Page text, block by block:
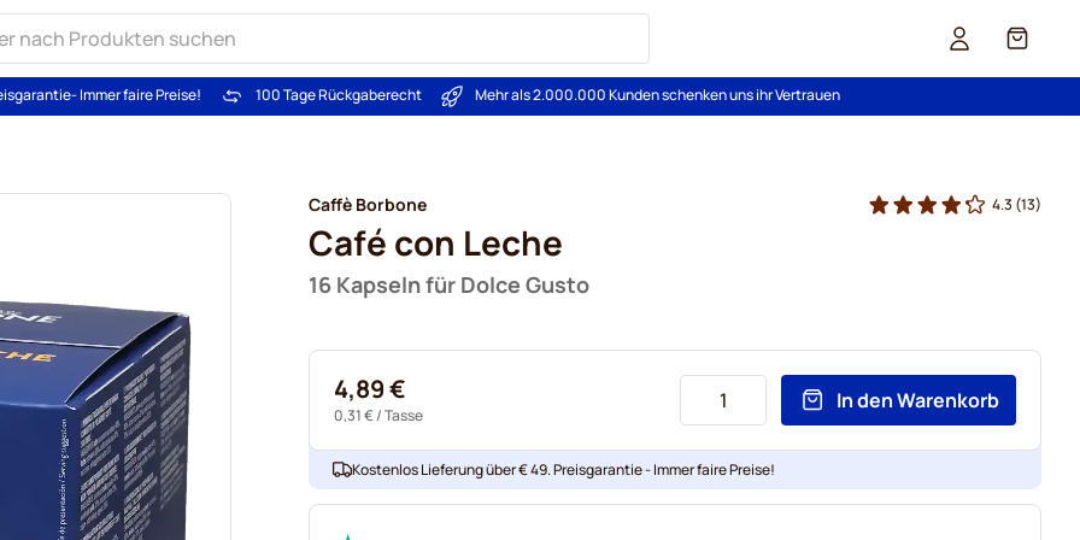
Cart
- Immer faire Preise! 100 Tage Rückgaberecht Mehr als 2.000.000 Kunden schenken uns ihr Vertrauen
Caffè Borbone
Café con Leche
16 Kapseln für Dolce Gusto
4.3 (13)
4,89 €
0,31 €/ Tasse
In den Warenkorb
Kostenlos Lieferung über € 49. Preisgarantie - Immer faire Preise!